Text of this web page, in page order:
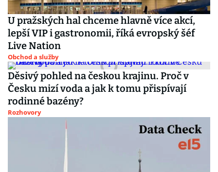
U pražských hal chceme hlavně více akcí,
lepší VIP i gastronomii, říká evropský šéf
Live Nation
Obchod a služby
Děsivý pohled na českou krajinu. Proč v
Česku mizí voda a jak k tomu přispívají
rodinné bazény?
Rozhovory